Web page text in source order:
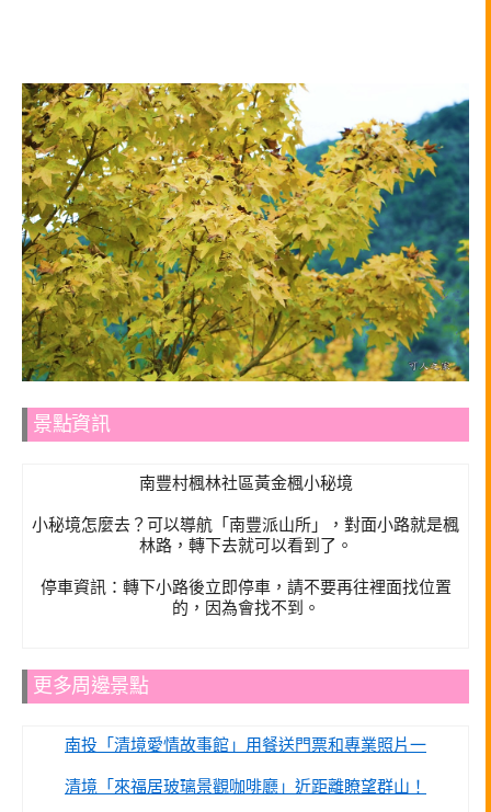
景點資訊
南豐村楓林社區黃金楓小秘境
小秘境怎麼去？可以導航「南豐派山所」，對面小路就是楓
林路，轉下去就可以看到了。
停車資訊：轉下小路後立即停車，請不要再往裡面找位置
的，因為會找不到。
更多周邊景點
南投「清境愛情故事館」用餐送門票和專業照片一
清境「來福居玻璃景觀咖啡廳」近距離瞭望群山！